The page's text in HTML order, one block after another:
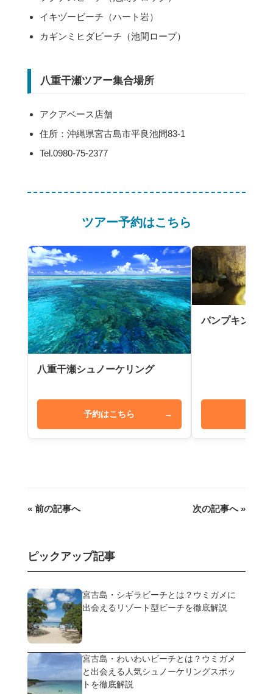
イキヅービーチ（ハート岩）
カギンミヒダビーチ（池間ロープ）
八重干瀬ツアー集合場所
アクアベース店舗
住所：沖縄県宮古島市平良池間83-1
Tel.0980-75-2377
ツアー予約はこちら
八重干瀬シュノーケリング
予約はこちら →
パンプキン鍾乳
« 前の記事へ 次の記事へ »
ピックアップ記事
宮古島・シギラビーチとは？ウミガメに
出会えるリゾート型ビーチを徹底解説
宮古島・わいわいビーチとは？ウミガメ
と出会える人気シュノーケリングスポッ
トを徹底解説